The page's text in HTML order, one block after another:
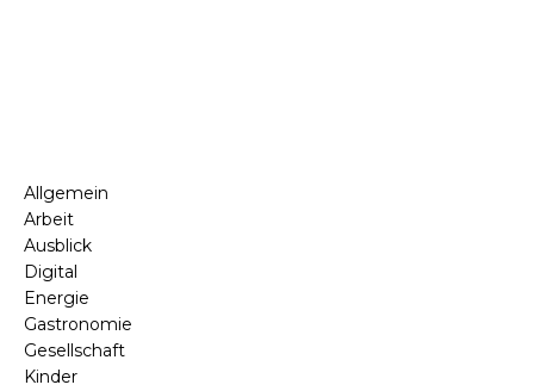
Allgemein
Arbeit
Ausblick
Digital
Energie
Gastronomie
Gesellschaft
Kinder